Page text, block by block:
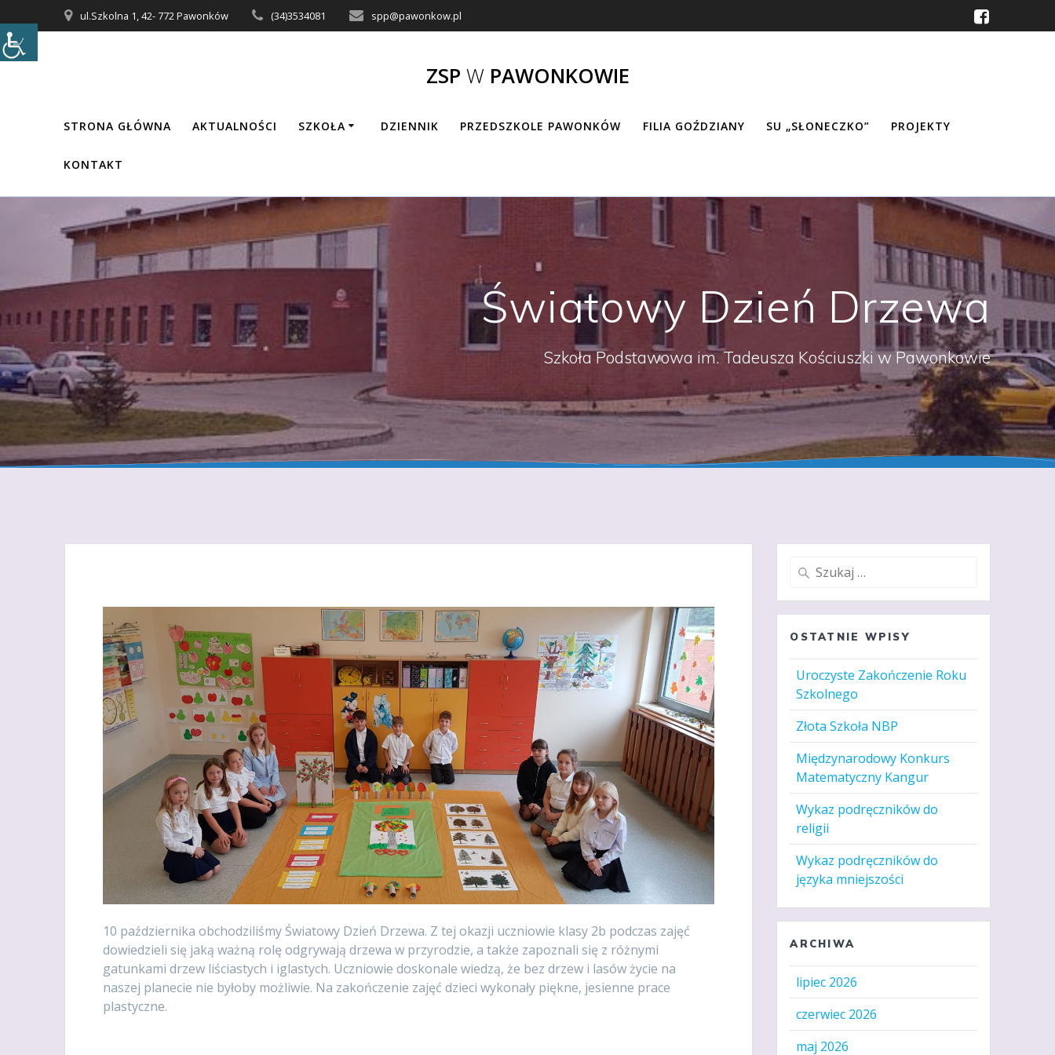
do
treści
ul.Szkolna 1, 42- 772 Pawonków (34)3534081 spp@pawonkow.pl
ZSP W PAWONKOWIE
STRONA GŁÓWNA AKTUALNOŚCI SZKOŁA DZIENNIK PRZEDSZKOLE PAWONKÓW FILIA GOŹDZIANY SU „SŁONECZKO” PROJEKTY
KONTAKT
Światowy Dzień Drzewa
Szkoła Podstawowa im. Tadeusza Kościuszki w Pawonkowie
10 października obchodziliśmy Światowy Dzień Drzewa. Z tej okazji uczniowie klasy 2b podczas zajęć
dowiedzieli się jaką ważną rolę odgrywają drzewa w przyrodzie, a także zapoznali się z różnymi
gatunkami drzew liściastych i iglastych. Uczniowie doskonale wiedzą, że bez drzew i lasów życie na
naszej planecie nie byłoby możliwie. Na zakończenie zajęć dzieci wykonały piękne, jesienne prace
plastyczne.
Szukaj:
OSTATNIE WPISY
Uroczyste Zakończenie Roku
Szkolnego
Złota Szkoła NBP
Międzynarodowy Konkurs
Matematyczny Kangur
Wykaz podręczników do
religii
Wykaz podręczników do
języka mniejszości
ARCHIWA
lipiec 2026
czerwiec 2026
maj 2026